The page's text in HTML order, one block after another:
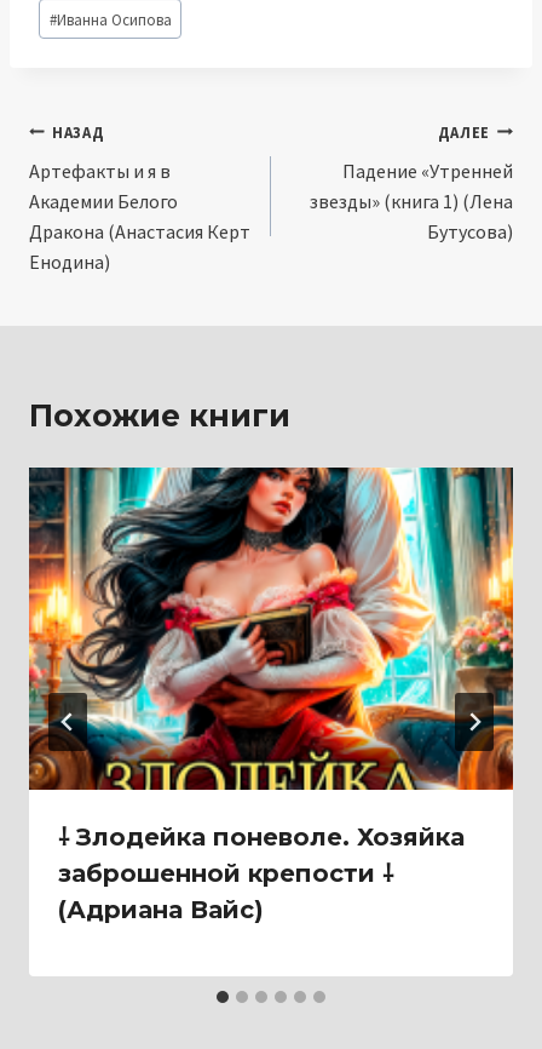
Метки
записи:
#Иванна Осипова
Навигация
по
записям
НАЗАД
Артефакты и я в
Академии Белого
Дракона (Анастасия Керт
Енодина)
ДАЛЕЕ
Падение «Утренней
звезды» (книга 1) (Лена
Бутусова)
Похожие книги
⸸ Злодейка поневоле. Хозяйка
заброшенной крепости ⸸
(Адриана Вайс)